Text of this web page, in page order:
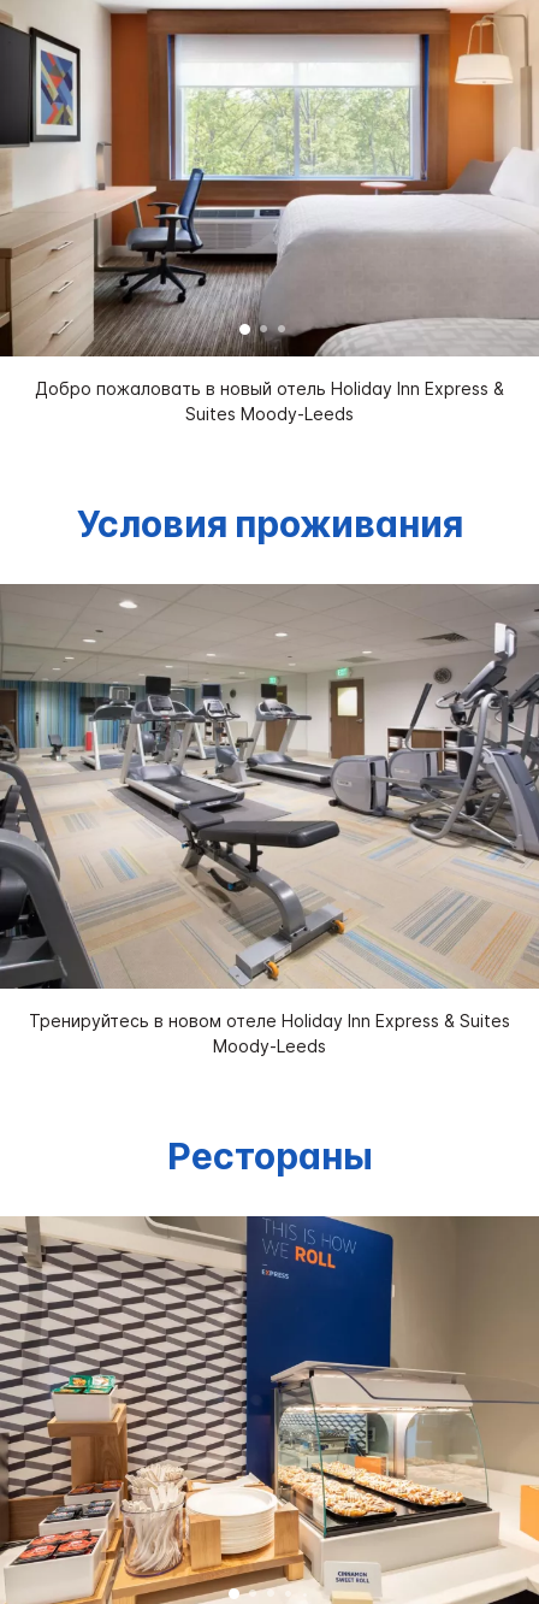
Добро пожаловать в новый отель Holiday Inn Express &
Suites Moody-Leeds
Условия проживания
Тренируйтесь в новом отеле Holiday Inn Express & Suites
Moody-Leeds
Рестораны